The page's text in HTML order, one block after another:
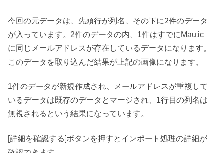
今回の元データは、先頭行が列名、その下に2件のデータ
が入っています。2件のデータの内、1件はすでにMautic
に同じメールアドレスが存在しているデータになります。
このデータを取り込んだ結果が上記の画像になります。
1件のデータが新規作成され、メールアドレスが重複して
いるデータは既存のデータとマージされ、1行目の列名は
無視されるという結果になっています。
[詳細を確認する]ボタンを押すとインポート処理の詳細が